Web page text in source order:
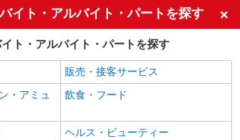
ミドル（40代～）活躍中
車通勤OK
社会保険あり
イト・アルバイト・パートを探す
ト・アルバイト・パートを探す
販売・接客サービス
・アミュ
飲食・フード
ヘルス・ビューティー